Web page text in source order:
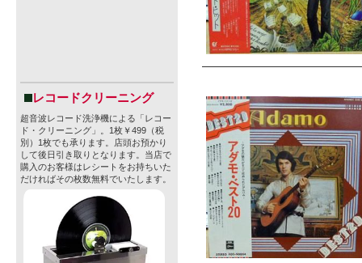
レコードクリーニング
超音波レコード洗浄機による「レコー
ド・クリーニング」。1枚￥499（税
別）1枚でも承ります。店頭お預かり
して後日引き取りとなります。当店で
購入のお客様はレシートをお持ちいた
だければその枚数無料でいたします。